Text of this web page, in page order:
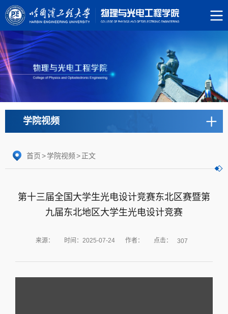
学院视频
首页>学院视频>正文
第十三届全国大学生光电设计竞赛东北区赛暨第
九届东北地区大学生光电设计竞赛
来源： 时间：2025-07-24 作者： 点击： 307